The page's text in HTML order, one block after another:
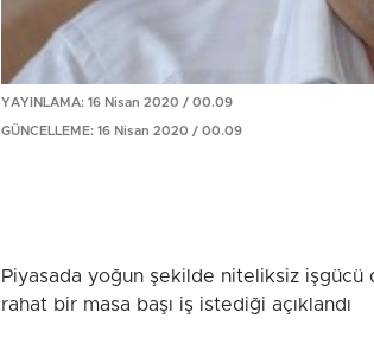
YAYINLAMA: 16 Nisan 2020 / 00.09
GÜNCELLEME: 16 Nisan 2020 / 00.09
Piyasada yoğun şekilde niteliksiz işgücü
rahat bir masa başı iş istediği açıklandı